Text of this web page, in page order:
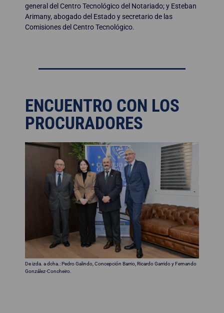
general del Centro Tecnológico del Notariado; y Esteban
Arimany, abogado del Estado y secretario de las
Comisiones del Centro Tecnológico.
ENCUENTRO CON LOS
PROCURADORES
De izda. a dcha.: Pedro Galindo, Concepción Barrio, Ricardo Garrido y Fernando
González-Concheiro.